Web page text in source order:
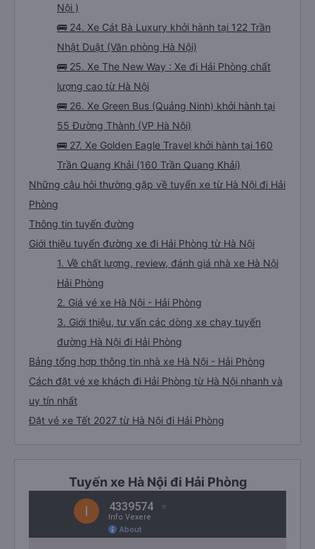
Nội )
🚌 24. Xe Cát Bà Luxury khởi hành tại 122 Trần
Nhật Duật (Văn phòng Hà Nội)
🚌 25. Xe The New Way : Xe đi Hải Phòng chất
lượng cao từ Hà Nội
🚌 26. Xe Green Bus (Quảng Ninh) khởi hành tại
55 Đường Thành (VP Hà Nội)
🚌 27. Xe Golden Eagle Travel khởi hành tại 160
Trần Quang Khải (160 Trần Quang Khải)
Những câu hỏi thường gặp về tuyến xe từ Hà Nội đi Hải
Phòng
Thông tin tuyến đường
Giới thiệu tuyến đường xe đi Hải Phòng từ Hà Nội
1. Về chất lượng, review, đánh giá nhà xe Hà Nội
Hải Phòng
2. Giá vé xe Hà Nội - Hải Phòng
3. Giới thiệu, tư vấn các dòng xe chạy tuyến
đường Hà Nội đi Hải Phòng
Bảng tổng hợp thông tin nhà xe Hà Nội - Hải Phòng
Cách đặt vé xe khách đi Hải Phòng từ Hà Nội nhanh và
uy tín nhất
Đặt vé xe Tết 2027 từ Hà Nội đi Hải Phòng
Tuyến xe Hà Nội đi Hải Phòng